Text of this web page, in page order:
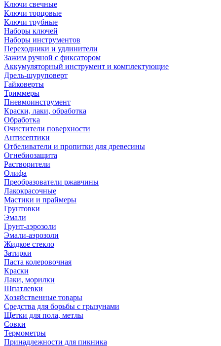
Ключи свечные
Ключи торцовые
Ключи трубные
Наборы ключей
Наборы инструментов
Переходники и удлинители
Зажим ручной с фиксатором
Аккумуляторный инструмент и комплектующие
Дрель-шуруповерт
Гайковерты
Триммеры
Пневмоинструмент
Краски, лаки, обработка
Обработка
Очистители поверхности
Антисептики
Отбеливатели и пропитки для древесины
Огнебиозащита
Растворители
Олифа
Преобразователи ржавчины
Лакокрасочные
Мастики и праймеры
Грунтовки
Эмали
Грунт-аэрозоли
Эмали-аэрозоли
Жидкое стекло
Затирки
Паста колеровочная
Краски
Лаки, морилки
Шпатлевки
Хозяйственные товары
Средства для борьбы с грызунами
Щетки для пола, метлы
Совки
Термометры
Принадлежности для пикника